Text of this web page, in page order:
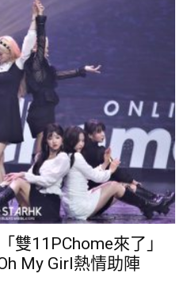
雙11PChome來了」
My Girl熱情助陣